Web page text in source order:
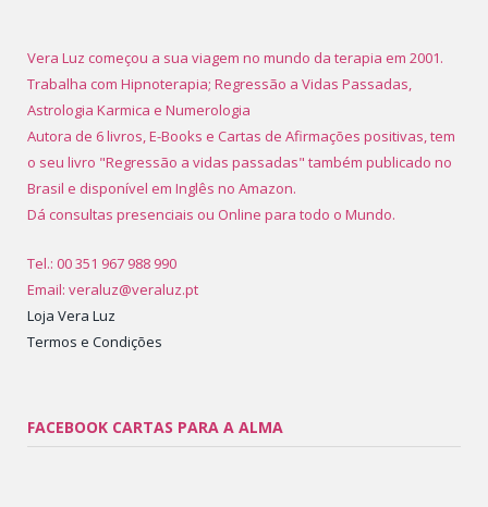
Vera Luz começou a sua viagem no mundo da terapia em 2001.
Trabalha com Hipnoterapia; Regressão a Vidas Passadas,
Astrologia Karmica e Numerologia
Autora de 6 livros, E-Books e Cartas de Afirmações positivas, tem
o seu livro "Regressão a vidas passadas" também publicado no
Brasil e disponível em Inglês no Amazon.
Dá consultas presenciais ou Online para todo o Mundo.
Tel.: 00 351 967 988 990
Email: veraluz@veraluz.pt
Loja Vera Luz
Termos e Condições
FACEBOOK CARTAS PARA A ALMA